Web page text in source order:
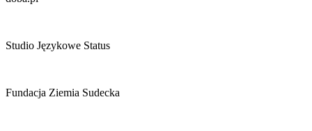
Studio Językowe Status
Fundacja Ziemia Sudecka